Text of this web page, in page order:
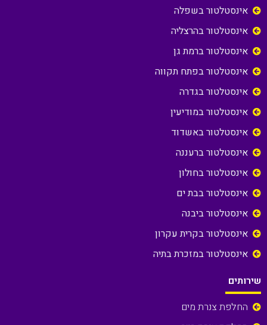
אינסטלטור בשפלה
אינסטלטור בהרצליה
אינסטלטור ברמת גן
אינסטלטור בפתח תקווה
אינסטלטור בגדרה
אינסטלטור במודיעין
אינסטלטור באשדוד
אינסטלטור ברעננה
אינסטלטור בחולון
אינסטלטור בבת ים
אינסטלטור ביבנה
אינסטלטור בקרית עקרון
אינסטלטור במזכרת בתיה
שירותים
החלפת צנרת מים